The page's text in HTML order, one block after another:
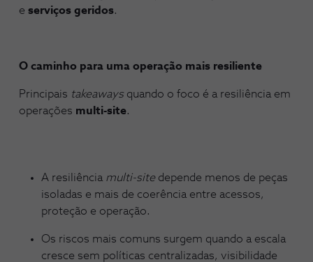
e serviços geridos.
O caminho para uma operação mais resiliente
Principais takeaways quando o foco é a resiliência em
operações multi-site.
A resiliência multi-sitedepende menos de peças
isoladas e mais de coerência entre acessos,
proteção e operação.
Os riscos mais comuns surgem quando a escala
cresce sem políticas centralizadas, visibilidade